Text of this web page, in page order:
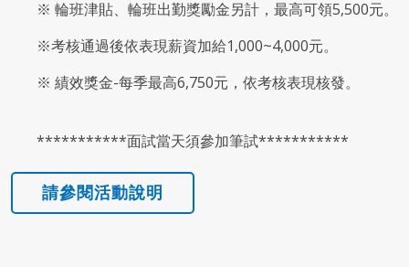
※ 輪班津貼、輪班出勤獎勵金另計，最高可領5,500元。
※考核通過後依表現薪資加給1,000~4,000元。
※ 績效獎金-每季最高6,750元，依考核表現核發。
***********面試當天須參加筆試***********